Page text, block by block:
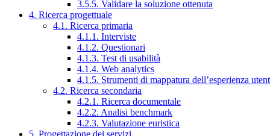
3.5.5. Validare la soluzione ottenuta
4. Ricerca progettuale
4.1. Ricerca primaria
4.1.1. Interviste
4.1.2. Questionari
4.1.3. Test di usabilità
4.1.4. Web analytics
4.1.5. Strumenti di mappatura dell’esperienza
4.2. Ricerca secondaria
4.2.1. Ricerca documentale
4.2.2. Analisi benchmark
4.2.3. Valutazione euristica
5. Progettazione dei servizi